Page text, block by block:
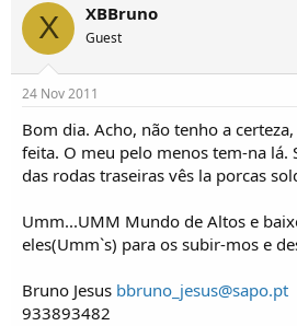
X XBBruno
Guest
24 Nov 2011
Bom dia. Acho, não tenho a
feita. O meu pelo menos tem-na lá.
das rodas traseiras vês la porcas
Umm...UMM Mundo de Altos e
eles(Umm`s) para os subir-mos e
Bruno Jesus bbruno_jesus@sapo.pt
933893482